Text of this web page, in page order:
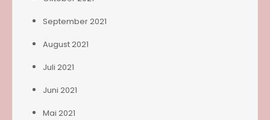
September 2021
August 2021
Juli 2021
Juni 2021
Mai 2021